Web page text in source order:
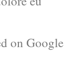
on Google